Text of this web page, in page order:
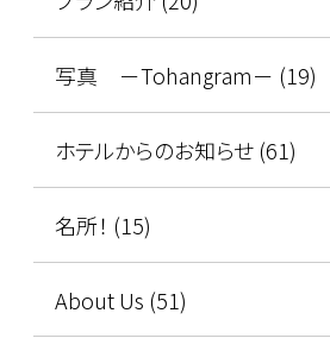
写真 －Tohangram－ (19)
ホテルからのお知らせ (61)
名所！ (15)
About Us (51)